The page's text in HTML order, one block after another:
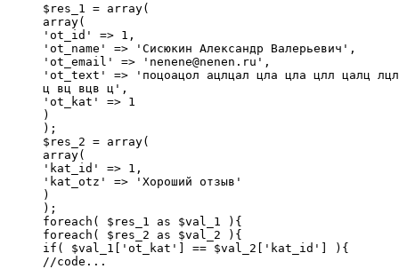
$res_1 = array(
array(
'ot_id' => 1,
'ot_name' => 'Сисюкин Александр Валерьевич',
'ot_email' => 'nenene@nenen.ru',
'ot_text' => 'поцоацол ацлцал цла цла цлл цалц
ц вц вцв ц',
'ot_kat' => 1
)
);
$res_2 = array(
array(
'kat_id' => 1,
'kat_otz' => 'Хороший отзыв'
)
);
foreach( $res_1 as $val_1 ){
foreach( $res_2 as $val_2 ){
if( $val_1['ot_kat'] == $val_2['kat_id'] ){
//code...